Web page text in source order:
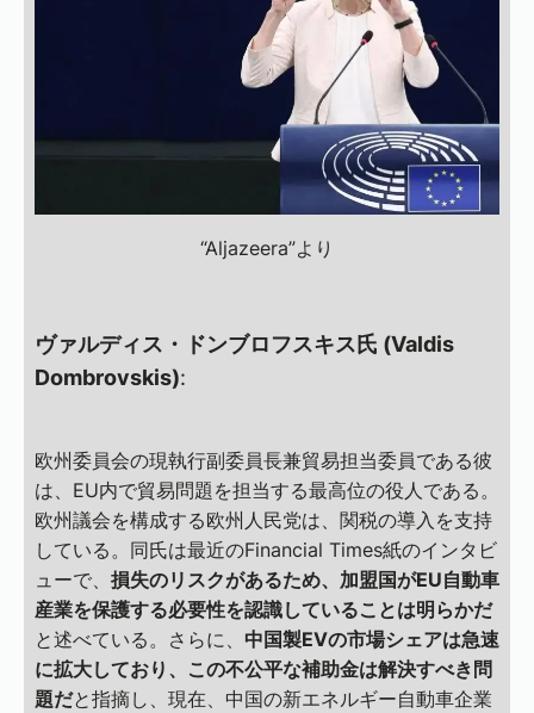
“Aljazeera”より
ヴァルディス・ドンブロフスキス氏 (Valdis
Dombrovskis):
欧州委員会の現執行副委員長兼貿易担当委員である彼
は、EU内で貿易問題を担当する最高位の役人である。
欧州議会を構成する欧州人民党は、関税の導入を支持
している。同氏は最近のFinancial Times紙のインタビ
ューで、 損失のリスクがあるため、加盟国がEU自動車
産業を保護する必要性を認識していることは明らかだ
と述べている。さらに、 中国製EVの市場シェアは急速
に拡大しており、この不公平な補助金は解決すべき問
題だと指摘し、現在、中国の新エネルギー自動車企業